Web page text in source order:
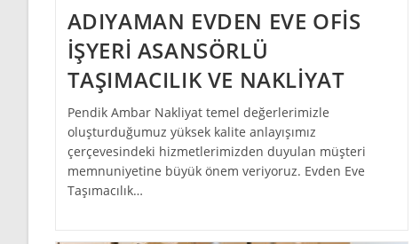
ADIYAMAN EVDEN EVE OFİS
İŞYERİ ASANSÖRLÜ
TAŞIMACILIK VE NAKLİYAT
Pendik Ambar Nakliyat temel değerlerimizle
oluşturduğumuz yüksek kalite anlayışımız
çerçevesindeki hizmetlerimizden duyulan müşteri
memnuniyetine büyük önem veriyoruz. Evden Eve
Taşımacılık…